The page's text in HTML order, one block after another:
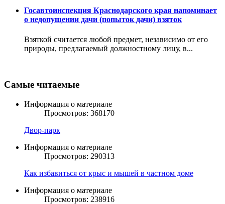
Госавтоинспекция Краснодарского края напоминает
о недопущении дачи (попыток дачи) взяток
Взяткой считается любой предмет, независимо от его
природы, предлагаемый должностному лицу, в...
Самые читаемые
Информация о материале
Просмотров: 368170
Двор-парк
Информация о материале
Просмотров: 290313
Как избавиться от крыс и мышей в частном доме
Информация о материале
Просмотров: 238916